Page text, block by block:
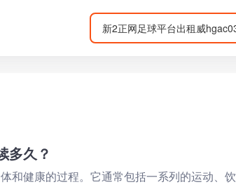
多久？
和健康的过程。它通常包括一系列的运动、